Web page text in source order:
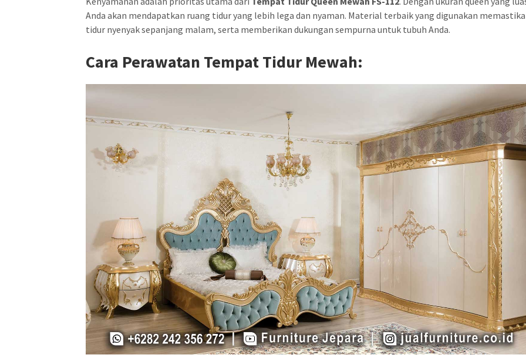
Anda akan mendapatkan ruang tidur yang lebih lega dan nyaman. Material terbaik yang digunakan
tidur nyenyak sepanjang malam, serta memberikan dukungan sempurna untuk tubuh Anda.
Cara Perawatan Tempat Tidur Mewah: